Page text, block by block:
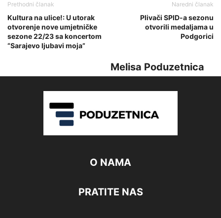
Prethodni članak
Kultura na ulice!: U utorak
otvorenje nove umjetničke
sezone 22/23 sa koncertom
“Sarajevo ljubavi moja”
Naredni članak
Plivači SPID-a sezonu
otvorili medaljama u
Podgorici
Melisa Poduzetnica
O NAMA
PRATITE NAS